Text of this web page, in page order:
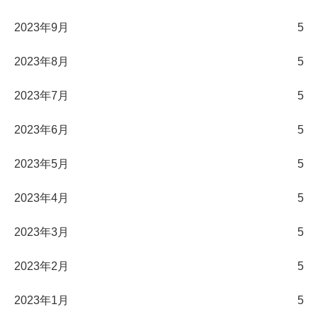
2023年9月 5
2023年8月 5
2023年7月 5
2023年6月 5
2023年5月 5
2023年4月 5
2023年3月 5
2023年2月 5
2023年1月 5